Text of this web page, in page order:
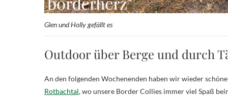
Glen und Holly gefällt es
Outdoor über Berge und durch
An den folgenden Wochenenden haben wir wieder
Rotbachtal, wo unsere Border Collies immer viel Spaß